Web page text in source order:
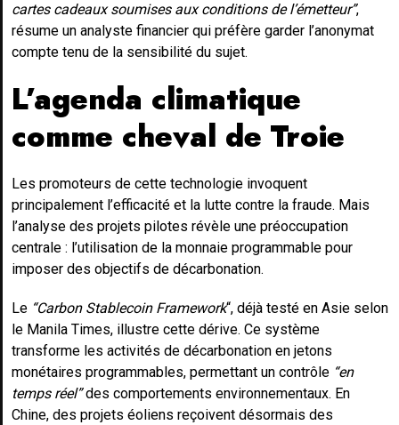
cartes cadeaux soumises aux conditions de l’émetteur”,
résume un analyste financier qui préfère garder l’anonymat
compte tenu de la sensibilité du sujet.
L’agenda climatique
comme cheval de Troie
Les promoteurs de cette technologie invoquent
principalement l’efficacité et la lutte contre la fraude. Mais
l’analyse des projets pilotes révèle une préoccupation
centrale : l’utilisation de la monnaie programmable pour
imposer des objectifs de décarbonation.
Le “Carbon Stablecoin Framework“, déjà testé en Asie selon
le Manila Times, illustre cette dérive. Ce système
transforme les activités de décarbonation en jetons
monétaires programmables, permettant un contrôle “en
temps réel”des comportements environnementaux. En
Chine, des projets éoliens reçoivent désormais des